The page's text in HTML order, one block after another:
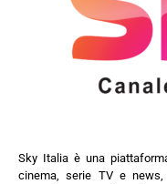
Sky Italia è una
cinema, serie TV e